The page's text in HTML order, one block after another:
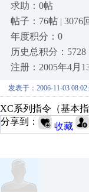
求助：0帖
帖子：76帖 | 3076
年度积分：0
历史总积分：5728
注册：2005年4月
发表于：2006-11-03
XC系列指令（基本
分享到：
收藏